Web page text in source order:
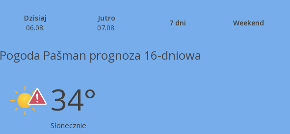
Dzisiaj
06.08.
Jutro
07.08.
7 dni Weekend
Pogoda Pašman prognoza 16-dniowa
34°
Słonecznie